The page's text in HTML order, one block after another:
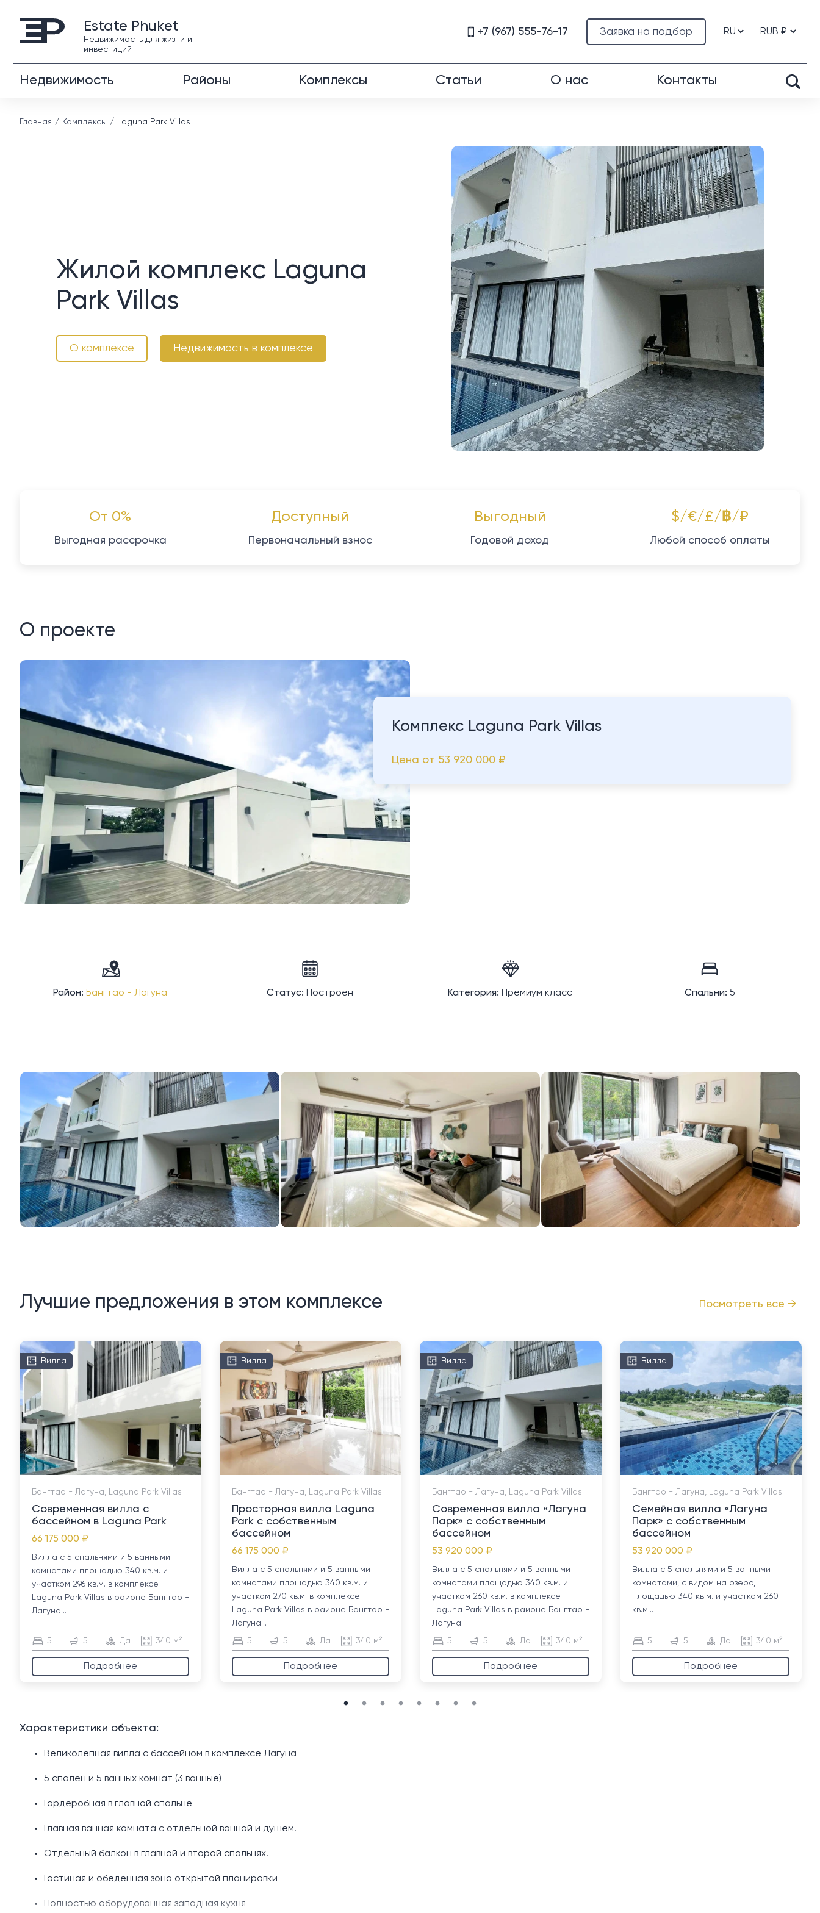
Estate Phuket
Недвижимость для жизни и
инвестиций
Заявка на подбор
+7 (967) 555-76-17
Недвижимость Районы Комплексы Статьи О нас Контакты
Главная Комплексы Laguna Park Villas
Жилой комплекс Laguna
Park Villas
О комплексе Недвижимость в комплексе
От 0%
Выгодная рассрочка
Доступный
Первоначальный взнос
Выгодный
Годовой доход
$/€/£/฿/₽
Любой способ оплаты
О проекте
Комплекс Laguna Park Villas
Цена от 53 920 000 ₽
Район: Бангтао - Лагуна Статус: Построен Категория: Премиум класс Спальни: 5
Посмотреть все →
Лучшие предложения в этом комплексе
Вилла
Бангтао - Лагуна, Laguna Park Villas
Современная вилла с
бассейном в Laguna Park
66 175 000 ₽
Вилла с 5 спальнями и 5 ванными
комнатами площадью 340 кв.м. и
участком 296 кв.м. в комплексе
Laguna Park Villas в районе Бангтао -
Лагуна...
5 5 Да 340 м²
Подробнее
Вилла
Бангтао - Лагуна, Laguna Park Villas
Просторная вилла Laguna
Park с собственным
бассейном
66 175 000 ₽
Вилла с 5 спальнями и 5 ванными
комнатами площадью 340 кв.м. и
участком 270 кв.м. в комплексе
Laguna Park Villas в районе Бангтао -
Лагуна...
5 5 Да 340 м²
Подробнее
Вилла
Бангтао - Лагуна, Laguna Park Villas
Современная вилла «Лагуна
Парк» с собственным
бассейном
53 920 000 ₽
Вилла с 5 спальнями и 5 ванными
комнатами площадью 340 кв.м. и
участком 260 кв.м. в комплексе
Laguna Park Villas в районе Бангтао -
Лагуна...
5 5 Да 340 м²
Подробнее
Вилла
Бангтао - Лагуна, Laguna Park Villas
Семейная вилла «Лагуна
Парк» с собственным
бассейном
53 920 000 ₽
Вилла с 5 спальнями и 5 ванными
комнатами, с видом на озеро,
площадью 340 кв.м. и участком 260
кв.м...
5 5 Да 340 м²
Подробнее
Характеристики объекта:
Великолепная вилла с бассейном в комплексе Лагуна
5 спален и 5 ванных комнат (3 ванные)
Гардеробная в главной спальне
Главная ванная комната с отдельной ванной и душем.
Отдельный балкон в главной и второй спальнях.
Гостиная и обеденная зона открытой планировки
Полностью оборудованная западная кухня